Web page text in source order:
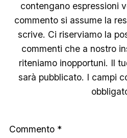
contengano espressioni
commento si assume la
scrive. Ci riserviamo la
commenti che a nostro
riteniamo inopportuni. Il
sarà pubblicato. I campi
Commento *